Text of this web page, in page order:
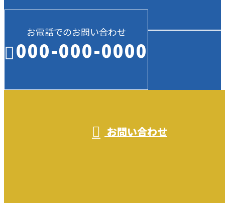
お電話でのお問い合わせ
000-000-0000
お問い合わせ